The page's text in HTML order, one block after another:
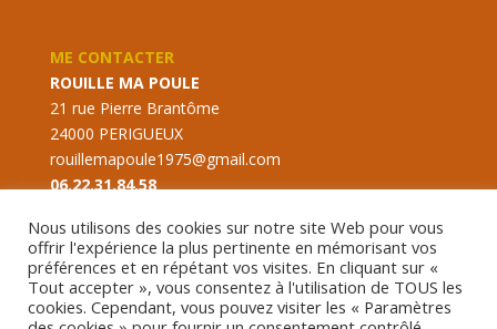
ME CONTACTER
ROUILLE MA POULE
21 rue Pierre Brantôme
24000 PERIGUEUX
rouillemapoule1975@gmail.com
06.22.31.84.58
Nous utilisons des cookies sur notre site Web pour vous
offrir l'expérience la plus pertinente en mémorisant vos
préférences et en répétant vos visites. En cliquant sur «
Tout accepter », vous consentez à l'utilisation de TOUS les
cookies. Cependant, vous pouvez visiter les « Paramètres